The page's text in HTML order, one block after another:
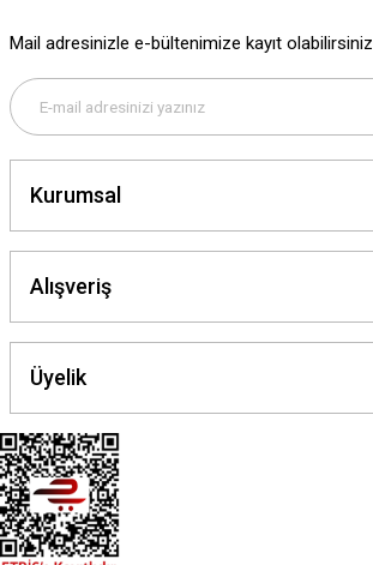
Mail adresinizle e-bültenimize kayıt olabilirsiniz.
Kurumsal
Alışveriş
Üyelik